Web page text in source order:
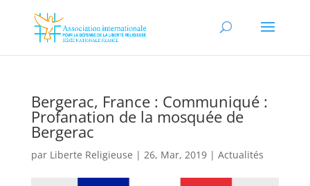
Bergerac, France : Communiqué :
Profanation de la mosquée de
Bergerac
par Liberte Religieuse | 26, Mar, 2019| Actualités